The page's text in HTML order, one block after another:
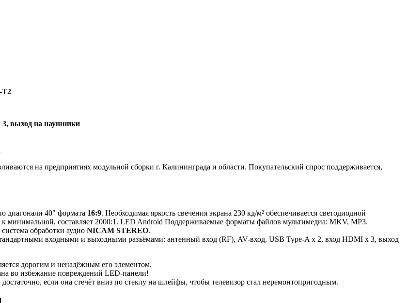
T2
3, выход на наушники
на предприятиях модульной сборки г. Калининграда и области. Покупательский спрос поддерживается,
диагонали 40" формата 16:9. Необходимая яркость свечения экрана 230 кд/м² обеспечивается светодиодной
минимальной, составляет 2000:1. LED Android Поддерживаемые форматы файлов мультимедиа: MKV, MP3.
обработки аудио NICAM STEREO.
входными и выходными разъёмами: антенный вход (RF), AV-вход, USB Type-A x 2, вход HDMI x 3, выход
дорогим и ненадёжным его элементом.
во избежание повреждений LED-панели!
если она стечёт вниз по стеклу на шлейфы, чтобы телевизор стал неремонтопригодным.